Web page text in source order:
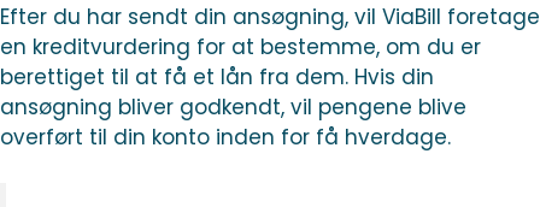
Efter du har sendt din ansøgning, vil ViaBill foretage
en kreditvurdering for at bestemme, om du er
berettiget til at få et lån fra dem. Hvis din
ansøgning bliver godkendt, vil pengene blive
overført til din konto inden for få hverdage.